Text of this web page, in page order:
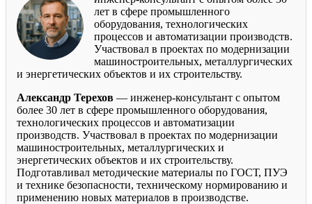
лет в сфере промышленного
оборудования, технологических
процессов и автоматизации производств.
Участвовал в проектах по модернизации
машиностроительных, металлургических
и энергетических объектов и их строительству.
Александр Терехов — инженер-консультант с опытом
более 30 лет в сфере промышленного оборудования,
технологических процессов и автоматизации
производств. Участвовал в проектах по модернизации
машиностроительных, металлургических и
энергетических объектов и их строительству.
Подготавливал методические материалы по ГОСТ, ПУЭ
и технике безопасности, техническому нормированию и
применению новых материалов в производстве.